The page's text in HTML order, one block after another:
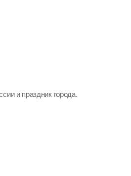
и праздник города.